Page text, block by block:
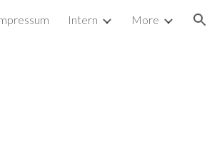
Intern More